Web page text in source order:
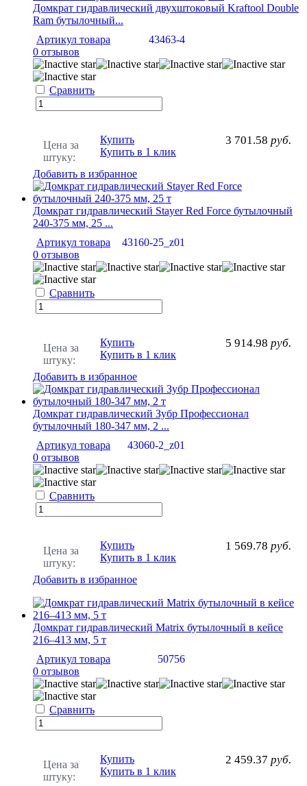
Домкрат гидравлический двухштоковый Kraftool Double
Ram бутылочный...
Артикул товара
43463-4
0 отзывов
Сравнить
Цена за
штуку:
3 701.58 руб.
Купить
Купить в 1 клик
Добавить в избранное
Домкрат гидравлический Stayer Red Force бутылочный
240-375 мм, 25 ...
Артикул товара
43160-25_z01
0 отзывов
Сравнить
Цена за
штуку:
5 914.98 руб.
Купить
Купить в 1 клик
Добавить в избранное
Домкрат гидравлический Зубр Профессионал
бутылочный 180-347 мм, 2 ...
Артикул товара
43060-2_z01
0 отзывов
Сравнить
Цена за
штуку:
1 569.78 руб.
Купить
Купить в 1 клик
Добавить в избранное
Домкрат гидравлический Matrix бутылочный в кейсе
216–413 мм, 5 т
Артикул товара
50756
0 отзывов
Сравнить
Цена за
штуку:
2 459.37 руб.
Купить
Купить в 1 клик